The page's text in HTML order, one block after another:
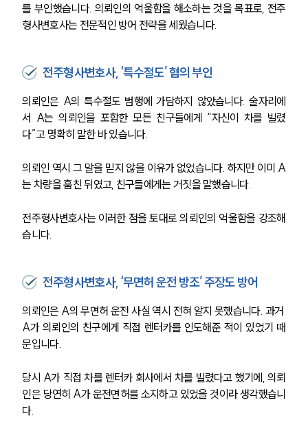
를 부인했습니다. 의뢰인의 억울함을 해소하는 것을 목표로, 전주
형사변호사는 전문적인 방어 전략을 세웠습니다.
전주형사변호사, ‘특수절도’ 혐의 부인
의뢰인은 A의 특수절도 범행에 가담하지 않았습니다. 술자리에
서 A는 의뢰인을 포함한 모든 친구들에게 “자신이 차를 빌렸
다”고 명확히 말한 바 있습니다.
의뢰인 역시 그 말을 믿지 않을 이유가 없었습니다. 하지만 이미 A
는 차량을 훔친 뒤였고, 친구들에게는 거짓을 말했습니다.
전주형사변호사는 이러한 점을 토대로 의뢰인의 억울함을 강조해
습니다.
전주형사변호사, ‘무면허 운전 방조’ 주장도 방어
의뢰인은 A의 무면허 운전 사실 역시 전혀 알지 못했습니다. 과거
A가 의뢰인의 친구에게 직접 렌터카를 인도해준 적이 있었기 때
문입니다.
당시 A가 직접 차를 렌터카 회사에서 차를 빌렸다고 했기에, 의뢰
인은 당연히 A가 운전면허를 소지하고 있었을 것이라 생각했습니
다.